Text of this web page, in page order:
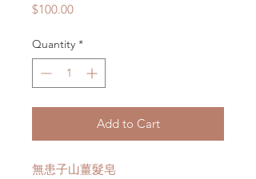
$100.00Price
Quantity *
Add to Cart
無患子山薑髮皂